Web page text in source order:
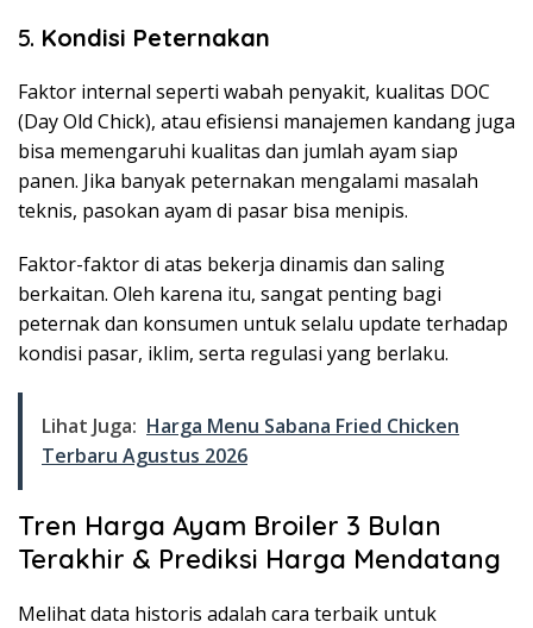
5. Kondisi Peternakan
Faktor internal seperti wabah penyakit, kualitas DOC
(Day Old Chick), atau efisiensi manajemen kandang juga
bisa memengaruhi kualitas dan jumlah ayam siap
panen. Jika banyak peternakan mengalami masalah
teknis, pasokan ayam di pasar bisa menipis.
Faktor-faktor di atas bekerja dinamis dan saling
berkaitan. Oleh karena itu, sangat penting bagi
peternak dan konsumen untuk selalu update terhadap
kondisi pasar, iklim, serta regulasi yang berlaku.
Lihat Juga: Harga Menu Sabana Fried Chicken
Terbaru Agustus 2026
Tren Harga Ayam Broiler 3 Bulan
Terakhir & Prediksi Harga Mendatang
Melihat data historis adalah cara terbaik untuk